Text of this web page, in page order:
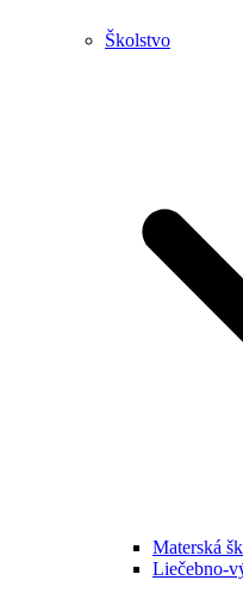
Školstvo
Materská
Liečebno-